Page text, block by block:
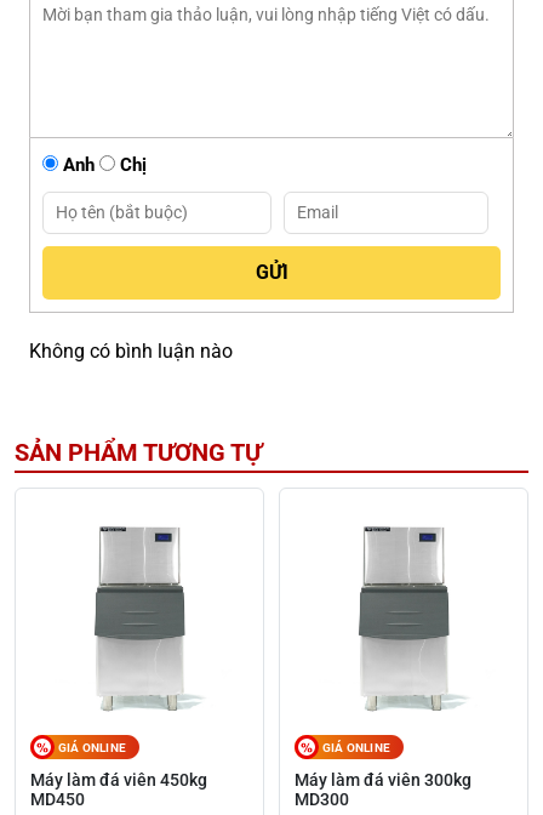
Anh Chị
Không có bình luận nào
SẢN PHẨM TƯƠNG TỰ
GIÁ ONLINE
Máy làm đá viên 450kg
MD450
GIÁ ONLINE
Máy làm đá viên 300kg
MD300